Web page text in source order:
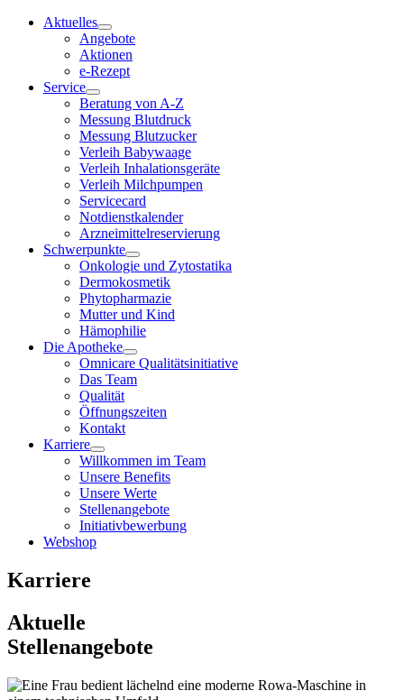
Aktuelles
Angebote
Aktionen
e-Rezept
Service
Beratung von A-Z
Messung Blutdruck
Messung Blutzucker
Verleih Babywaage
Verleih Inhalationsgeräte
Verleih Milchpumpen
Servicecard
Notdienstkalender
Arzneimittelreservierung
Schwerpunkte
Onkologie und Zytostatika
Dermokosmetik
Phytopharmazie
Mutter und Kind
Hämophilie
Die Apotheke
Omnicare Qualitätsinitiative
Das Team
Qualität
Öffnungszeiten
Kontakt
Karriere
Willkommen im Team
Unsere Benefits
Unsere Werte
Stellenangebote
Initiativbewerbung
Webshop
Karriere
Aktuelle
Stellenangebote